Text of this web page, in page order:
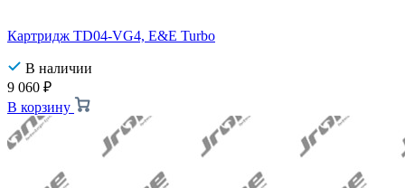
Картридж TD04-VG4, E&E Turbo
В наличии
9 060 ₽
В корзину